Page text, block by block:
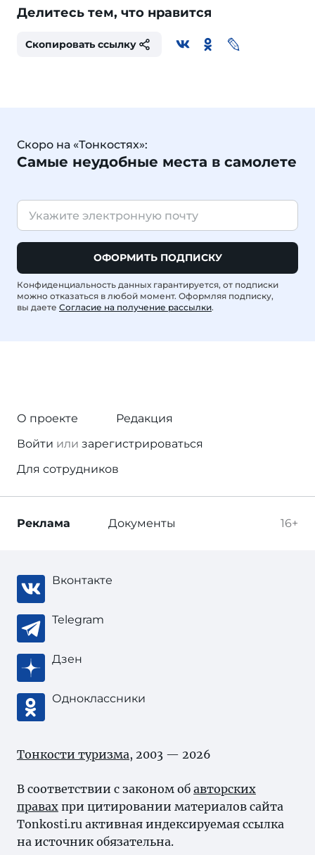
Делитесь тем, что нравится
Скопировать ссылку
Скоро на «Тонкостях»:
Самые неудобные места в самолете
ОФОРМИТЬ ПОДПИСКУ
Конфиденциальность данных гарантируется, от подписки
можно отказаться в любой момент. Оформляя подписку,
вы даете Согласие на получение рассылки.
О проекте
Редакция
Войти или зарегистрироваться
Для сотрудников
16+
Реклама Документы
Вконтакте
Telegram
Дзен
Одноклассники
Тонкости туризма, 2003 — 2026
В соответствии с законом об авторских
правах при цитировании материалов сайта
Tonkosti.ru активная индексируемая ссылка
на источник обязательна.